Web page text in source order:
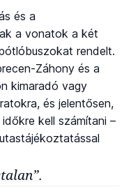
és a
a vonatok a két
rendelt.
Záhony és a
kimaradó vagy
és jelentősen,
kell számítani –